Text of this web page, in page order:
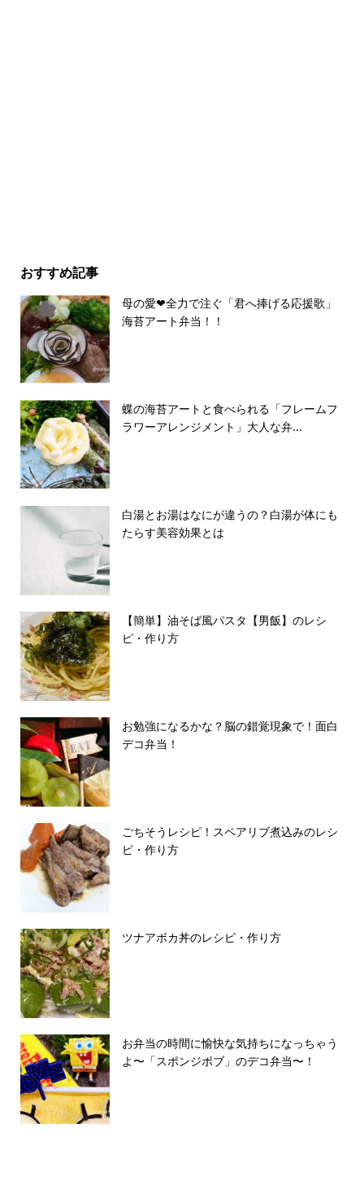
おすすめ記事
母の愛❤︎全力で注ぐ「君へ捧げる応援歌」
海苔アート弁当！！
蝶の海苔アートと食べられる「フレームフ
ラワーアレンジメント」大人な弁...
白湯とお湯はなにが違うの？白湯が体にも
たらす美容効果とは
【簡単】油そば風パスタ【男飯】のレシ
ピ・作り方
お勉強になるかな？脳の錯覚現象で！面白
デコ弁当！
ごちそうレシピ！スペアリブ煮込みのレシ
ピ・作り方
ツナアボカ丼のレシピ・作り方
お弁当の時間に愉快な気持ちになっちゃう
よ〜「スポンジボブ」のデコ弁当〜！